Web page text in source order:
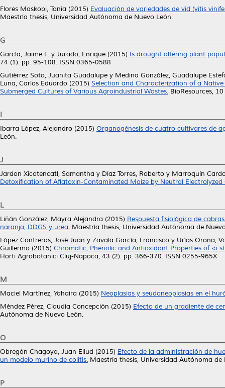
Flores Maskobi, Tania (2015) Evaluación de variedades de vid (vitis
Maestría thesis, Universidad Autónoma de Nuevo León.
G
García, Jaime F. y Jurado, Enrique (2015) Is drought altering plant
74 (1). pp. 95-108. ISSN 0365-0588
Gutiérrez Soto, Juanita Guadalupe y Medina González, Guadalupe
Luna, Carlos Eduardo (2015) Selection and Characterization of a
Submerged Cultures of Various Agroindustrial Wastes. BioResources,
I
Ibarra López, Alejandro (2015) Organogénesis de cuatro cultivares de
León.
J
Jardon Xicotencatl, Samantha y Díaz Torres, Roberto y Marroquín
Detoxification of Aflatoxin-Contaminated Maize by Neutral Electrolyzed
L
Liñán González, Mayra Alejandra (2015) Respuesta fisiológica de
naranja, DDGS y urea. Maestría thesis, Universidad Autónoma de
López Contreras, José Juan y Zavala García, Francisco y Urías Orona,
Guillermo (2015) Chromatic, Phenolic and Antioxidant Properties of <i
Horti Agrobotanici Cluj-Napoca, 43 (2). pp. 366-370. ISSN 0255-965X
M
Maciel Martínez, Yahaira (2015) Neoplasias y seudoneoplasias en el
Méndez Pérez, Claudia Concepción (2015) Efecto de un gradiente de
Autónoma de Nuevo León.
O
Obregón Chagoya, Juan Eliud (2015) Efecto de la administración de
un modelo murino de colitis. Maestría thesis, Universidad Autónoma de
P